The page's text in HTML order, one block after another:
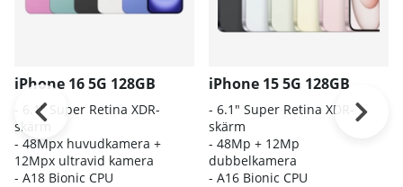
iPhone 16 5G 128GB
- 6.1″ Super Retina XDR-
skärm
- 48Mpx huvudkamera +
12Mpx ultravid kamera
- A18 Bionic CPU
iPhone 15 5G 128GB
- 6.1" Super Retina XDR-
skärm
- 48Mp + 12Mp
dubbelkamera
- A16 Bionic CPU